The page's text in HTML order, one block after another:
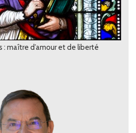
: maître d’amour et de liberté